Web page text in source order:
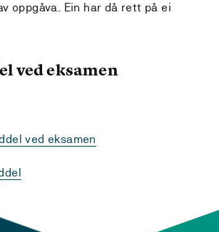
oppgåva. Ein har då rett på ei
ved eksamen
ved eksamen